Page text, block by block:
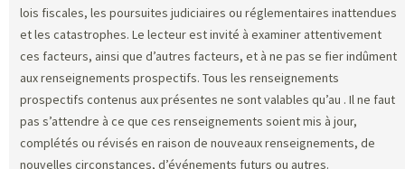
lois fiscales, les poursuites judiciaires ou réglementaires inattendues
et les catastrophes. Le lecteur est invité à examiner attentivement
ces facteurs, ainsi que d’autres facteurs, et à ne pas se fier indûment
aux renseignements prospectifs. Tous les renseignements
prospectifs contenus aux présentes ne sont valables qu’au . Il ne faut
pas s’attendre à ce que ces renseignements soient mis à jour,
complétés ou révisés en raison de nouveaux renseignements, de
nouvelles circonstances, d’événements futurs ou autres.